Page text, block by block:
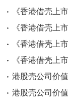
《香港借壳上
《香港借壳上
《香港借壳上
《香港借壳上
港股壳公司价
港股壳公司价